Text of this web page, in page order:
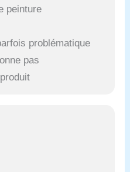
peinture
problématique
pas